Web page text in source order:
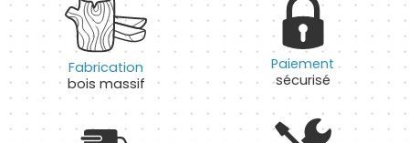
Fabrication
bois massif
Paiement
sécurisé